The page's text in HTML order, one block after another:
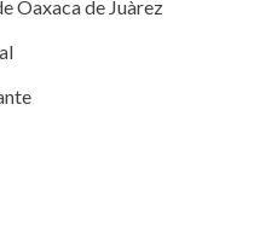
Oaxaca de Juàrez